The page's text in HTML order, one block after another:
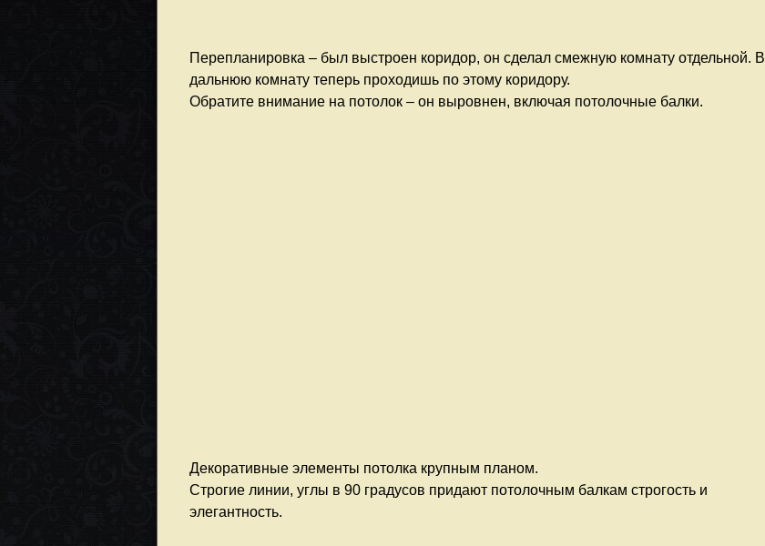
Перепланировка – был выстроен коридор, он сделал смежную комнату отдельной. В
дальнюю комнату теперь проходишь по этому коридору.
Обратите внимание на потолок – он выровнен, включая потолочные балки.
Декоративные элементы потолка крупным планом.
Строгие линии, углы в 90 градусов придают потолочным балкам строгость и
элегантность.